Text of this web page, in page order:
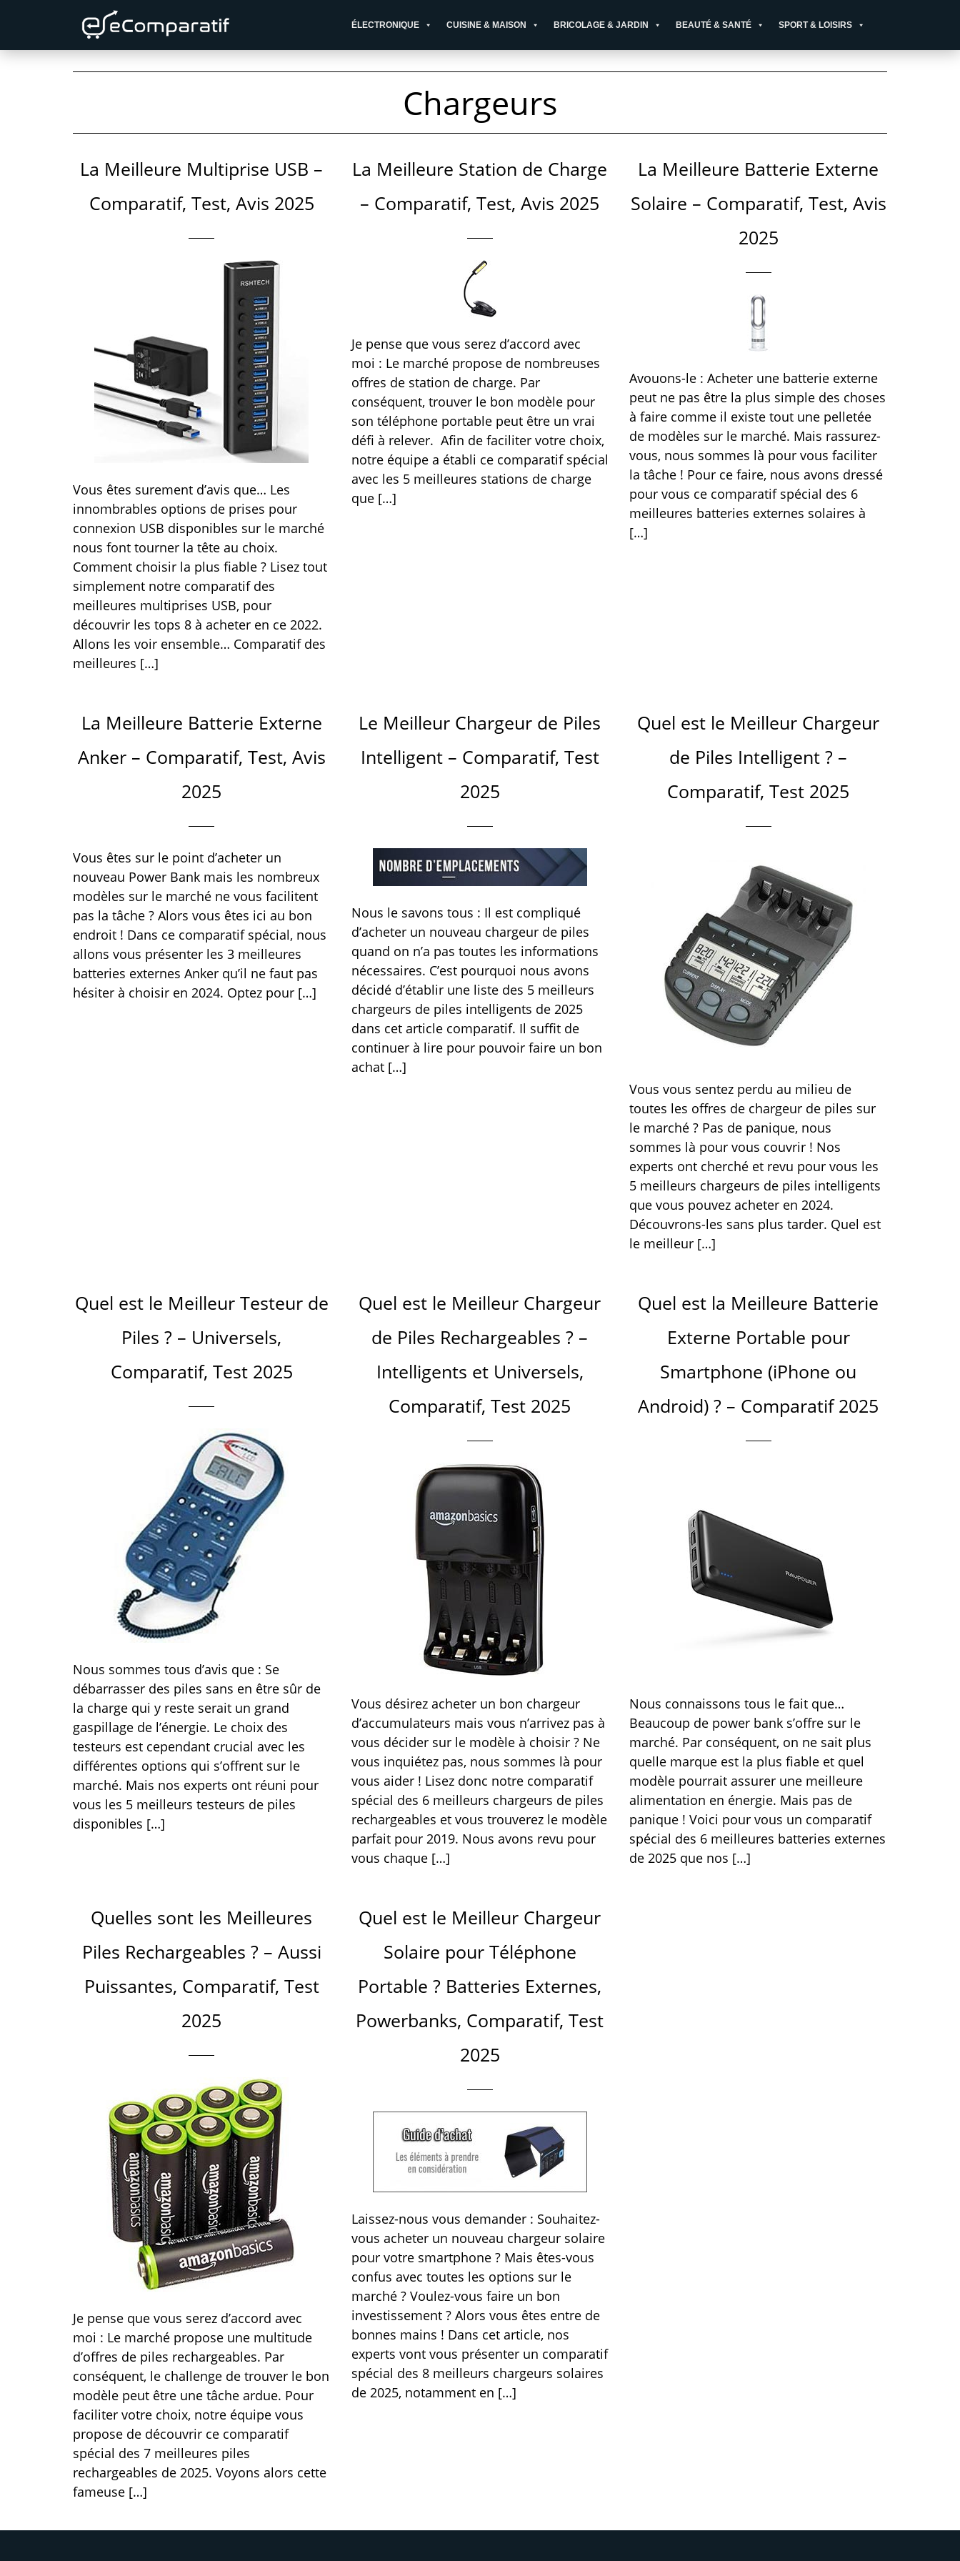
primary
content
ÉLECTRONIQUE CUISINE & MAISON BRICOLAGE & JARDIN BEAUTÉ & SANTÉ SPORT & LOISIRS
Chargeurs
La Meilleure Multiprise USB –
Comparatif, Test, Avis 2025
Vous êtes surement d’avis que… Les
innombrables options de prises pour
connexion USB disponibles sur le marché
nous font tourner la tête au choix.
Comment choisir la plus fiable ? Lisez tout
simplement notre comparatif des
meilleures multiprises USB, pour
découvrir les tops 8 à acheter en ce 2022.
Allons les voir ensemble… Comparatif des
meilleures […]
La Meilleure Station de Charge
– Comparatif, Test, Avis 2025
Je pense que vous serez d’accord avec
moi : Le marché propose de nombreuses
offres de station de charge. Par
conséquent, trouver le bon modèle pour
son téléphone portable peut être un vrai
défi à relever. Afin de faciliter votre choix,
notre équipe a établi ce comparatif spécial
avec les 5 meilleures stations de charge
que […]
La Meilleure Batterie Externe
Solaire – Comparatif, Test, Avis
2025
Avouons-le : Acheter une batterie externe
peut ne pas être la plus simple des choses
à faire comme il existe tout une pelletée
de modèles sur le marché. Mais rassurez-
vous, nous sommes là pour vous faciliter
la tâche ! Pour ce faire, nous avons dressé
pour vous ce comparatif spécial des 6
meilleures batteries externes solaires à
[…]
La Meilleure Batterie Externe
Anker – Comparatif, Test, Avis
2025
Vous êtes sur le point d’acheter un
nouveau Power Bank mais les nombreux
modèles sur le marché ne vous facilitent
pas la tâche ? Alors vous êtes ici au bon
endroit ! Dans ce comparatif spécial, nous
allons vous présenter les 3 meilleures
batteries externes Anker qu’il ne faut pas
hésiter à choisir en 2024. Optez pour […]
Le Meilleur Chargeur de Piles
Intelligent – Comparatif, Test
2025
Nous le savons tous : Il est compliqué
d’acheter un nouveau chargeur de piles
quand on n’a pas toutes les informations
nécessaires. C’est pourquoi nous avons
décidé d’établir une liste des 5 meilleurs
chargeurs de piles intelligents de 2025
dans cet article comparatif. Il suffit de
continuer à lire pour pouvoir faire un bon
achat […]
Quel est le Meilleur Chargeur
de Piles Intelligent ? –
Comparatif, Test 2025
Vous vous sentez perdu au milieu de
toutes les offres de chargeur de piles sur
le marché ? Pas de panique, nous
sommes là pour vous couvrir ! Nos
experts ont cherché et revu pour vous les
5 meilleurs chargeurs de piles intelligents
que vous pouvez acheter en 2024.
Découvrons-les sans plus tarder. Quel est
le meilleur […]
Quel est le Meilleur Testeur de
Piles ? – Universels,
Comparatif, Test 2025
Nous sommes tous d’avis que : Se
débarrasser des piles sans en être sûr de
la charge qui y reste serait un grand
gaspillage de l’énergie. Le choix des
testeurs est cependant crucial avec les
différentes options qui s’offrent sur le
marché. Mais nos experts ont réuni pour
vous les 5 meilleurs testeurs de piles
disponibles […]
Quel est le Meilleur Chargeur
de Piles Rechargeables ? –
Intelligents et Universels,
Comparatif, Test 2025
Vous désirez acheter un bon chargeur
d’accumulateurs mais vous n’arrivez pas à
vous décider sur le modèle à choisir ? Ne
vous inquiétez pas, nous sommes là pour
vous aider ! Lisez donc notre comparatif
spécial des 6 meilleurs chargeurs de piles
rechargeables et vous trouverez le modèle
parfait pour 2019. Nous avons revu pour
vous chaque […]
Quel est la Meilleure Batterie
Externe Portable pour
Smartphone (iPhone ou
Android) ? – Comparatif 2025
Nous connaissons tous le fait que…
Beaucoup de power bank s’offre sur le
marché. Par conséquent, on ne sait plus
quelle marque est la plus fiable et quel
modèle pourrait assurer une meilleure
alimentation en énergie. Mais pas de
panique ! Voici pour vous un comparatif
spécial des 6 meilleures batteries externes
de 2025 que nos […]
Quelles sont les Meilleures
Piles Rechargeables ? – Aussi
Puissantes, Comparatif, Test
2025
Je pense que vous serez d’accord avec
moi : Le marché propose une multitude
d’offres de piles rechargeables. Par
conséquent, le challenge de trouver le bon
modèle peut être une tâche ardue. Pour
faciliter votre choix, notre équipe vous
propose de découvrir ce comparatif
spécial des 7 meilleures piles
rechargeables de 2025. Voyons alors cette
fameuse […]
Quel est le Meilleur Chargeur
Solaire pour Téléphone
Portable ? Batteries Externes,
Powerbanks, Comparatif, Test
2025
Laissez-nous vous demander : Souhaitez-
vous acheter un nouveau chargeur solaire
pour votre smartphone ? Mais êtes-vous
confus avec toutes les options sur le
marché ? Voulez-vous faire un bon
investissement ? Alors vous êtes entre de
bonnes mains ! Dans cet article, nos
experts vont vous présenter un comparatif
spécial des 8 meilleurs chargeurs solaires
de 2025, notamment en […]